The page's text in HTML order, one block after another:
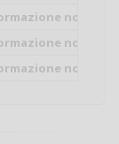
non
non
non